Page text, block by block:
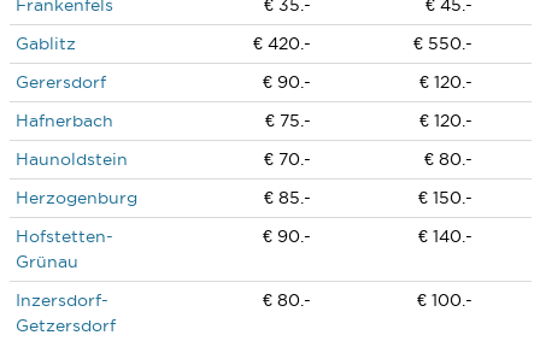
Frankenfels
€ 35.-
€ 45.-
Gablitz
€ 420.-
€ 550.-
Gerersdorf
€ 90.-
€ 120.-
Hafnerbach
€ 75.-
€ 120.-
Haunoldstein
€ 70.-
€ 80.-
Herzogenburg
€ 85.-
€ 150.-
Hofstetten-
Grünau
€ 90.- € 140.-
Inzersdorf-
Getzersdorf
€ 80.- € 100.-